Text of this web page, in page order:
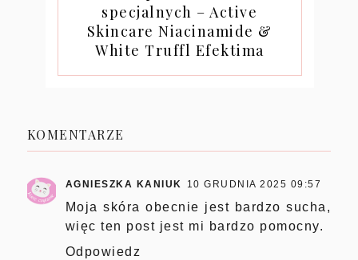
specjalnych – Active
Skincare Niacinamide &
White Truffl Efektima
KOMENTARZE
AGNIESZKA KANIUK 10 GRUDNIA 2025 09:57
Moja skóra obecnie jest bardzo sucha,
więc ten post jest mi bardzo pomocny.
Odpowiedz